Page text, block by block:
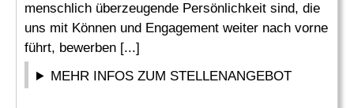
menschlich überzeugende Persönlichkeit sind, die
uns mit Können und Engagement weiter nach vorne
führt, bewerben [...]
MEHR INFOS ZUM STELLENANGEBOT